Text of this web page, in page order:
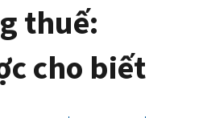
thuế:
cho biết